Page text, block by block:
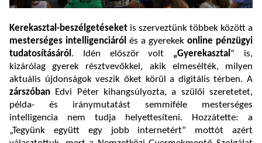
Kerekasztal-beszélgetéseket is szerveztünk többek között a
mesterséges intelligenciáról és a gyerekek online pénzügyi
tudatosításáról . Idén először volt „Gyerekasztal “ is,
kizárólag gyerek résztvevőkkel, akik elmesélték, milyen
aktuális újdonságok veszik őket körül a digitális térben. A
zárszóban Edvi Péter kihangsúlyozta, a szülői szeretetet,
példa- és iránymutatást semmiféle mesterséges
intelligencia nem tudja helyettesíteni. Hozzátette: a
„Tegyünk együtt egy jobb internetért“ mottót azért